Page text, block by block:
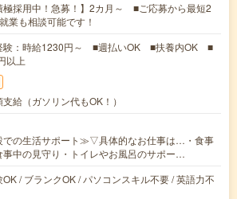
極採用中！急募！】2カ月～ ■ご応募から最短2
業も相談可能です！
験：時給1230円～ ■週払いOK ■扶養内OK ■
以上
給（ガソリン代もOK！）
の生活サポート≫▽具体的なお仕事は…・食事
事中の見守り・トイレやお風呂のサポー…
/ ブランクOK / パソコンスキル不要 / 英語力不